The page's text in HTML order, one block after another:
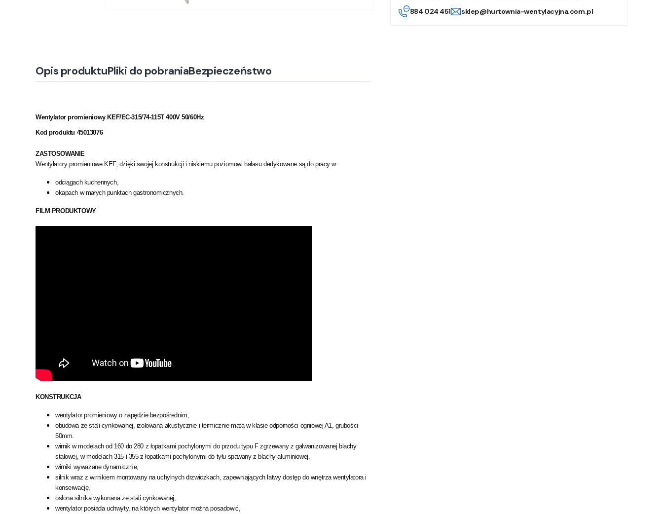
Opis produktuPliki do pobraniaBezpieczeństwo
Wentylator promieniowy KEF/EC-315/74-115T 400V 50/60Hz
Kod produktu 45013076
ZASTOSOWANIE
Wentylatory promieniowe KEF, dzięki swojej konstrukcji i niskiemu poziomowi hałasu dedykowane są do pracy w:
odciągach kuchennych,
okapach w małych punktach gastronomicznych.
FILM PRODUKTOWY
KONSTRUKCJA
wentylator promieniowy o napędzie bezpośrednim,
obudowa ze stali cynkowanej, izolowana akustycznie i termicznie matą w klasie odporności ogniowej A1, grubości
50mm.
wirnik w modelach od 160 do 280 z łopatkami pochylonymi do przodu typu F zgrzewany z galwanizowanej blachy
stalowej, w modelach 315 i 355 z łopatkami pochylonymi do tyłu spawany z blachy aluminiowej,
wirniki wyważane dynamicznie,
silnik wraz z wirnikiem montowany na uchylnych drzwiczkach, zapewniających łatwy dostęp do wnętrza wentylatora i
konserwację,
osłona silnika wykonana ze stali cynkowanej,
wentylator posiada uchwyty, na których wentylator można posadowić,
884 024 451 sklep@hurtownia-wentylacyjna.com.pl